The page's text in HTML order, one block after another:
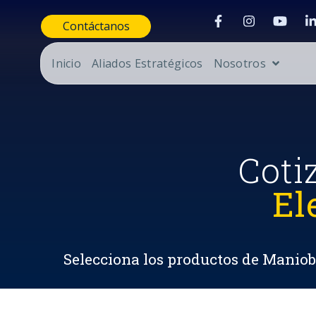
Contáctanos
Inicio Aliados Estratégicos Nosotros
Selecciona los productos de